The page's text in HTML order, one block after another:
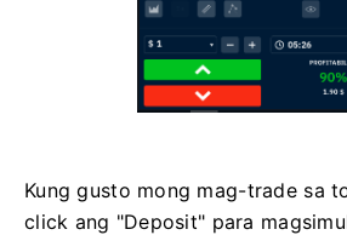
Kung gusto mong mag-trade sa
click ang "Deposit" para